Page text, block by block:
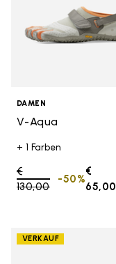
DAMEN
V-Aqua
+ 1 Farben
Price reduced from
€
130,00to
€
65,00
-50%
VERKAUF